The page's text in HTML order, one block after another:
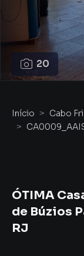
20
Início Cabo
ÓTIMA
de Búzios
RJ